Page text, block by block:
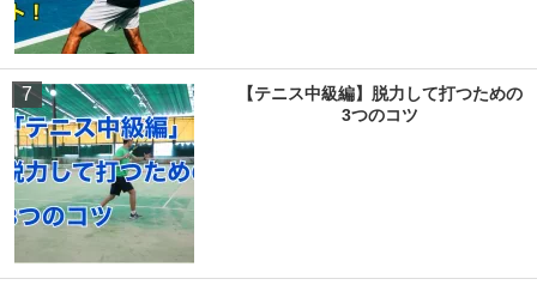
7
【テニス中級編】脱力して打つための
3つのコツ